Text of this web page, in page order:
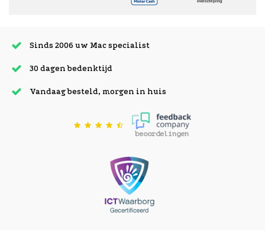
Sinds 2006 uw Mac specialist
30 dagen bedenktijd
Vandaag besteld, morgen in huis
beoordelingen